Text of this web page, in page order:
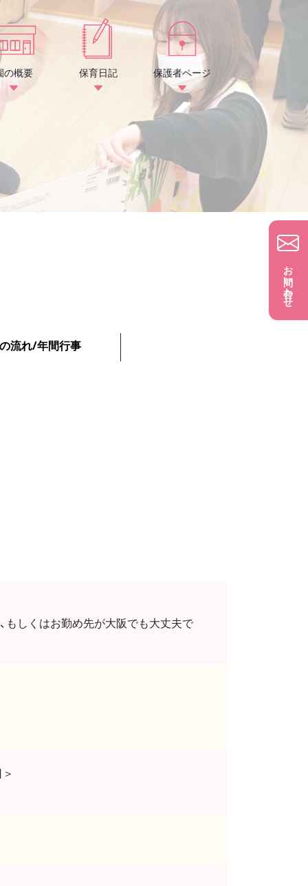
の概要 保育日記 保護者ページ
流れ/年間行事
お問い合わせ
もしくはお勤め先が大阪でも大丈夫で